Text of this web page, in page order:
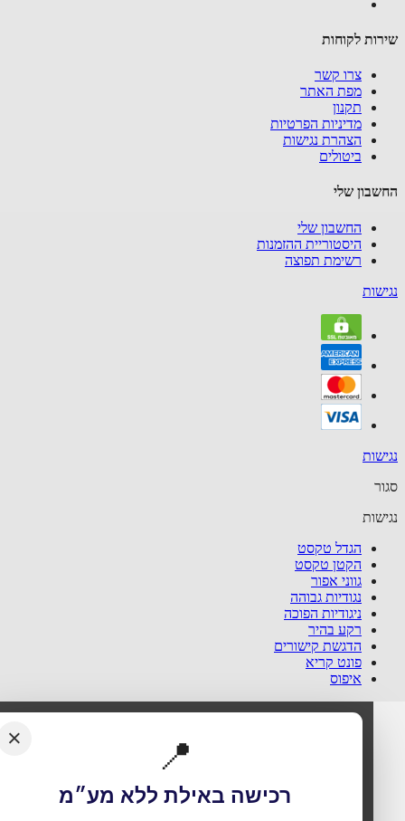
לקוחות
צרו קשר
מפת האתר
תקנון
מדיניות הפרטיות
הצהרת נגישות
ביטולים
שלי
החשבון שלי
היסטוריית ההזמנות
רשימת תפוצה
הגדל טקסט
הקטן טקסט
גווני אפור
נגודיות גבוהה
ניגודיות הפוכה
רקע בהיר
הדגשת קישורים
פונט קריא
איפוס
📍
רכישה באילת ללא מע״מ